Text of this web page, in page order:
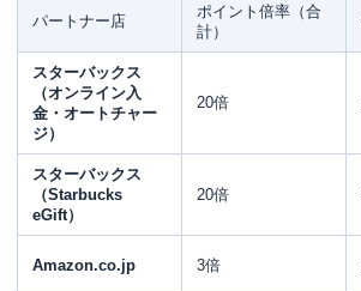
パートナー店
ポイント倍率（合
計）
スターバックス
（オンライン入
金・オートチャー
ジ）
20倍
スターバックス
（Starbucks
eGift）
20倍
Amazon.co.jp 3倍